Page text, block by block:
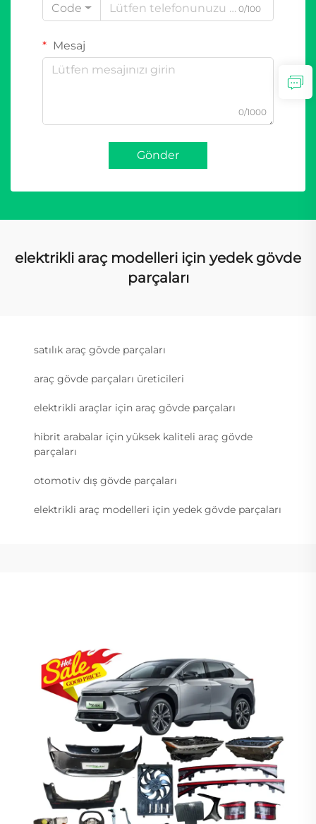
Code
0/100
Mesaj
0/1000
Gönder
elektrikli araç modelleri için yedek gövde
parçaları
satılık araç gövde parçaları
araç gövde parçaları üreticileri
elektrikli araçlar için araç gövde parçaları
hibrit arabalar için yüksek kaliteli araç gövde
parçaları
otomotiv dış gövde parçaları
elektrikli araç modelleri için yedek gövde parçaları